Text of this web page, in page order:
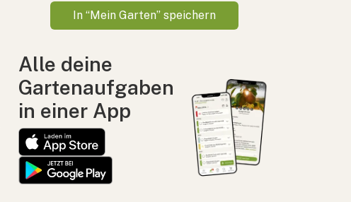
In “Mein Garten” speichern
Alle deine
Gartenaufgaben
in einer App